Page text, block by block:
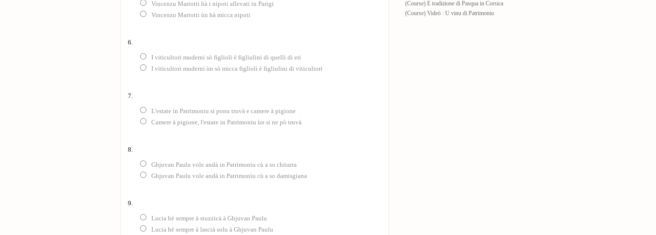
Vincenzu Mariotti hà i nipoti allevati in Parigi
Vincenzu Mariotti ùn hà micca nipoti
6.
I viticultori muderni sò figlioli è figliulini di quelli di eri
I viticultori muderni ùn sò micca figlioli è figliulini di viticultori
7.
L'estate in Patrimoniu si ponu truvà e camere à pigione
Camere à pigione, l'estate in Patrimoniu ùn si ne pò truvà
8.
Ghjuvan Paulu vole andà in Patrimoniu cù a so chitarra
Ghjuvan Paulu vole andà in Patrimoniu cù a so damisgiana
9.
Lucia hè sempre à stuzzicà à Ghjuvan Paulu
Lucia hè sempre à lascià solu à Ghjuvan Paulu
(Course) E tradizione di Pasqua in Corsica
(Course) Videò : U vinu di Patrimoniu